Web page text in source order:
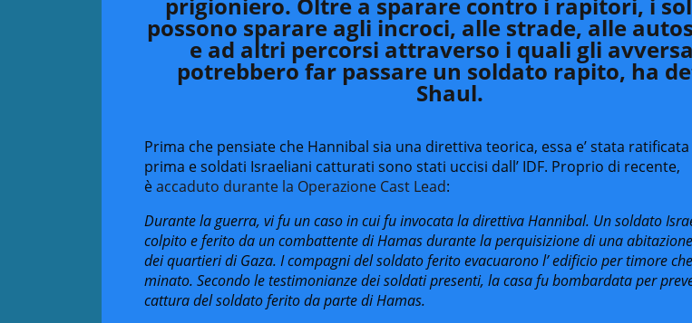
possono sparare agli incroci, alle strade, alle
e ad altri percorsi attraverso i quali gli
potrebbero far passare un soldato rapito, ha
Shaul.
Prima che pensiate che Hannibal sia una direttiva teorica, essa e’ stata ratificata
prima e soldati Israeliani catturati sono stati uccisi dall’ IDF. Proprio di recente,
èaccaduto durante la Operazione Cast Lead:
Durante la guerra, vi fu un caso in cui fu invocata la direttiva Hannibal. Un soldato
colpito e ferito da un combattente di Hamas durante la perquisizione di una
dei quartieri di Gaza. I compagni del soldato ferito evacuarono l’ edificio per timore
minato. Secondo le testimonianze dei soldati presenti, la casa fu bombardata per
cattura del soldato ferito da parte di Hamas.